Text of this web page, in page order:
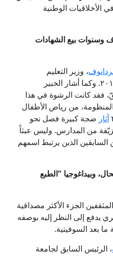
الأخلاقيات الوطنية
وسنوات بيع الشهادات
، وزير التعليم
الأذربيجاني في الفترة ۱۹۹۸–۲۰۱۳. وكما أشار الخبير
فقد كانت الرشوة في هذا
من رياض الأطفال
أثار ضجة كبيرة فصل نحو
مزيّفة من المدارس. وليس عبثاً
الذين يرتبط اسمهم
وبيداغوجيا "الطبع
الجزء الأكثر مصداقية
يدفع إلى النظر إليه بوصفه
ما بعد السوفيتية.
، الرئيس السابق لجامعة